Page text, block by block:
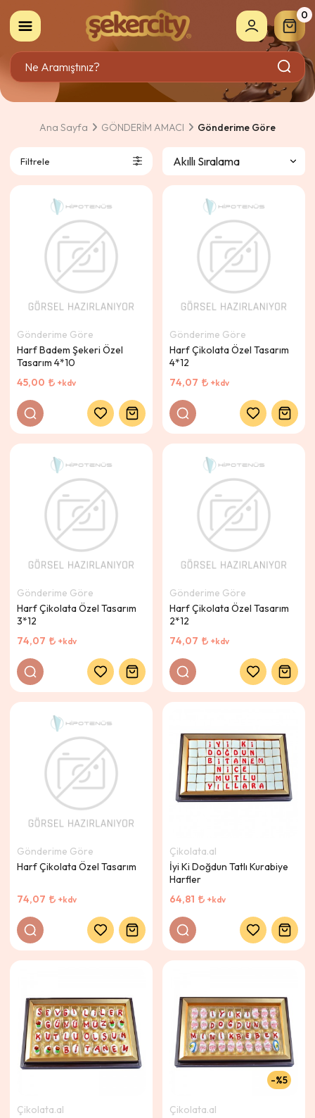
0
Ana Sayfa GÖNDERİM AMACI Gönderime Göre
Filtrele
Gönderime Göre
Harf Badem Şekeri Özel
Tasarım 4*10
45,00
+kdv
Gönderime Göre
Harf Çikolata Özel Tasarım
4*12
74,07
+kdv
Gönderime Göre
Harf Çikolata Özel Tasarım
3*12
74,07
+kdv
Gönderime Göre
Harf Çikolata Özel Tasarım
2*12
74,07
+kdv
Gönderime Göre
Harf Çikolata Özel Tasarım
74,07 +kdv
Çikolata.al
İyi Ki Doğdun Tatlı Kurabiye
Harfler
64,81
+kdv
Çikolata.al
Çikolata.al
%5